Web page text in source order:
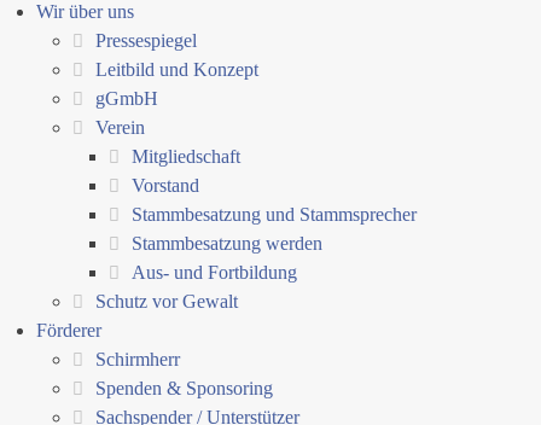
Wir über uns
Pressespiegel
Leitbild und Konzept
gGmbH
Verein
Mitgliedschaft
Vorstand
Stammbesatzung und Stammsprecher
Stammbesatzung werden
Aus- und Fortbildung
Schutz vor Gewalt
Förderer
Schirmherr
Spenden & Sponsoring
Sachspender / Unterstützer